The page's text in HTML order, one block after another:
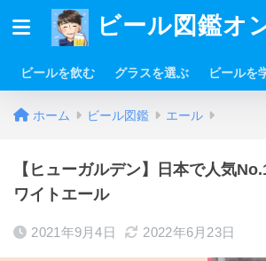
ビール図鑑オ
ビールを飲む グラスを選ぶ ビールを
ホーム ビール図鑑 エール
【ヒューガルデン】日本で人気
ワイトエール
2021年9月4日 2022年6月23日